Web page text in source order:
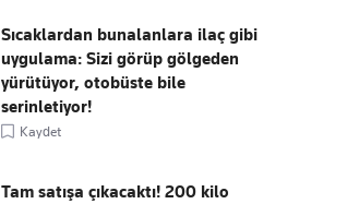
Sıcaklardan bunalanlara ilaç gibi
uygulama: Sizi görüp gölgeden
yürütüyor, otobüste bile
serinletiyor!
Kaydet
Tam satışa çıkacaktı! 200 kilo